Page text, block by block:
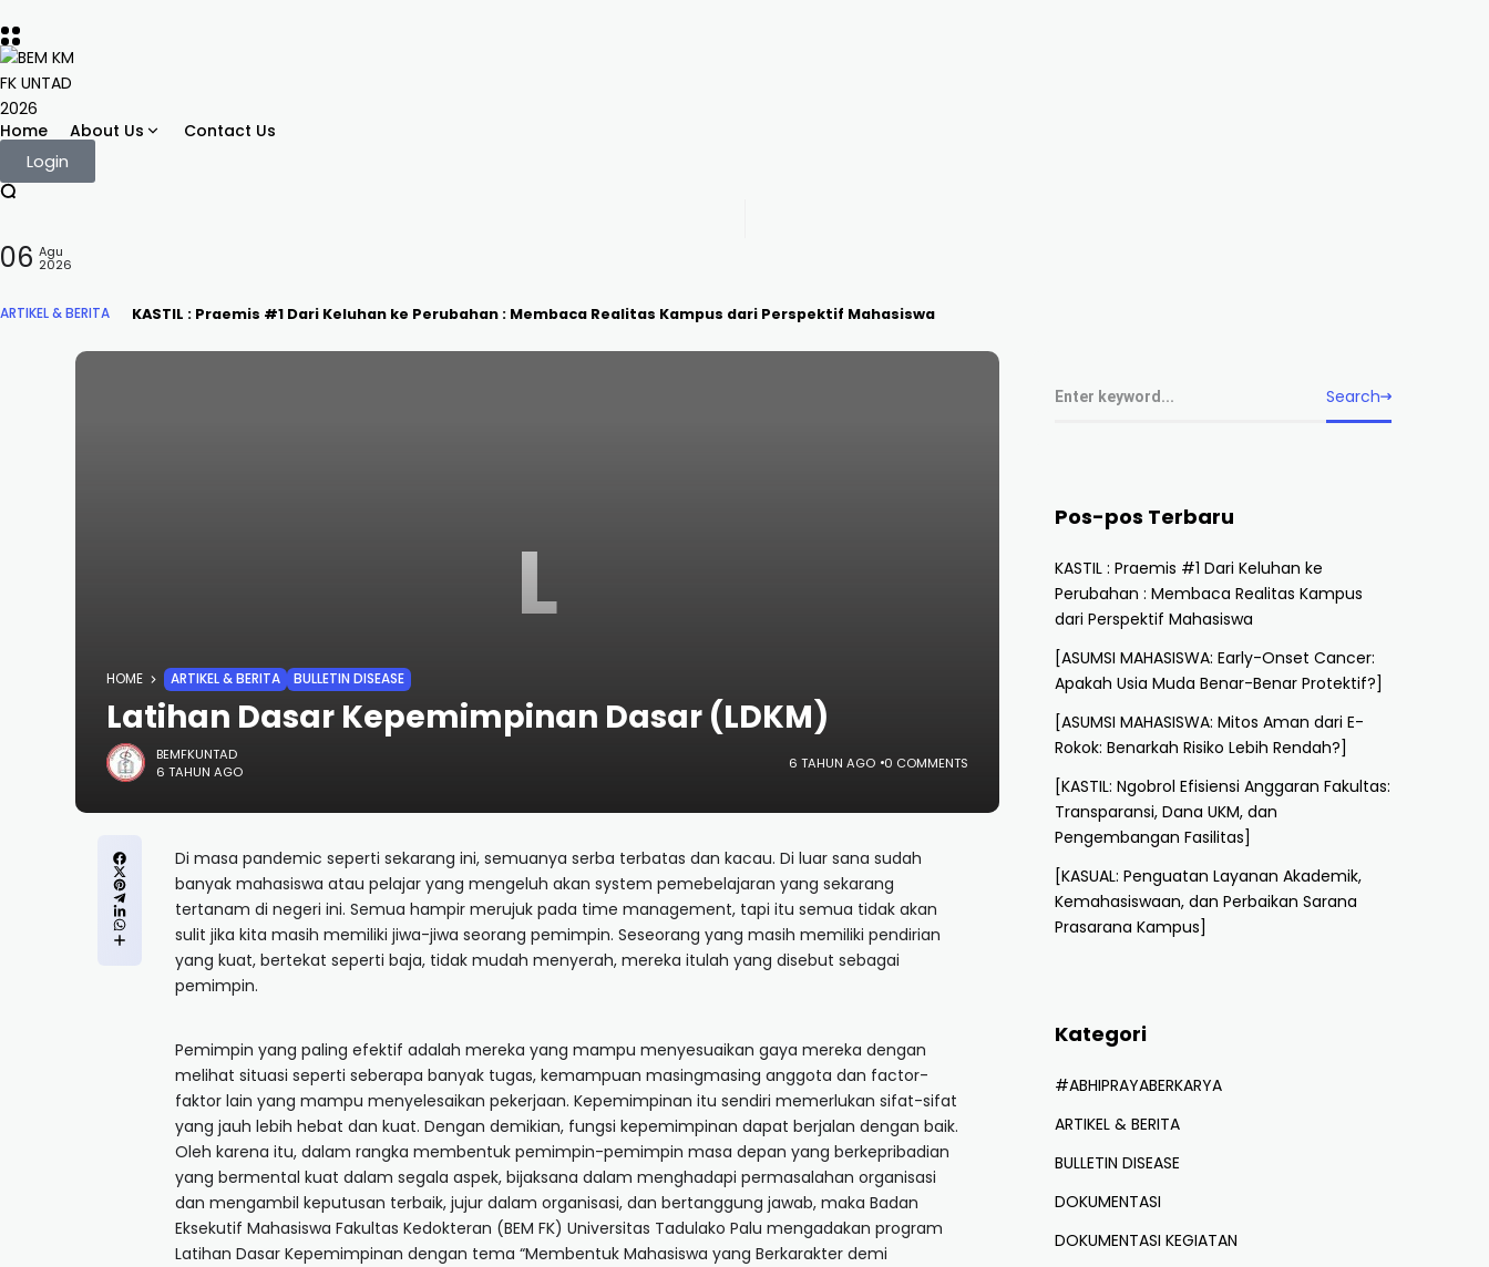
Home About Us Contact Us
Login
06 Agu
2026
ARTIKEL & BERITA KASTIL : Praemis #1 Dari Keluhan ke Perubahan : Membaca Realitas Kampus dari Perspektif Mahasiswa
L
HOME ARTIKEL & BERITA BULLETIN DISEASE
Latihan Dasar Kepemimpinan Dasar (LDKM)
BEMFKUNTAD
6 TAHUN AGO
6 TAHUN AGO 0 COMMENTS
Di masa pandemic seperti sekarang ini, semuanya serba terbatas dan kacau. Di luar sana sudah
banyak mahasiswa atau pelajar yang mengeluh akan system pemebelajaran yang sekarang
tertanam di negeri ini. Semua hampir merujuk pada time management, tapi itu semua tidak akan
sulit jika kita masih memiliki jiwa-jiwa seorang pemimpin. Seseorang yang masih memiliki pendirian
yang kuat, bertekat seperti baja, tidak mudah menyerah, mereka itulah yang disebut sebagai
pemimpin.
Pemimpin yang paling efektif adalah mereka yang mampu menyesuaikan gaya mereka dengan
melihat situasi seperti seberapa banyak tugas, kemampuan masingmasing anggota dan factor-
faktor lain yang mampu menyelesaikan pekerjaan. Kepemimpinan itu sendiri memerlukan sifat-sifat
yang jauh lebih hebat dan kuat. Dengan demikian, fungsi kepemimpinan dapat berjalan dengan baik.
Oleh karena itu, dalam rangka membentuk pemimpin-pemimpin masa depan yang berkepribadian
yang bermental kuat dalam segala aspek, bijaksana dalam menghadapi permasalahan organisasi
dan mengambil keputusan terbaik, jujur dalam organisasi, dan bertanggung jawab, maka Badan
Eksekutif Mahasiswa Fakultas Kedokteran (BEM FK) Universitas Tadulako Palu mengadakan program
Latihan Dasar Kepemimpinan dengan tema “Membentuk Mahasiswa yang Berkarakter demi
Search
Pos-pos Terbaru
KASTIL : Praemis #1 Dari Keluhan ke
Perubahan : Membaca Realitas Kampus
dari Perspektif Mahasiswa
[ASUMSI MAHASISWA: Early-Onset Cancer:
Apakah Usia Muda Benar-Benar Protektif?]
[ASUMSI MAHASISWA: Mitos Aman dari E-
Rokok: Benarkah Risiko Lebih Rendah?]
[KASTIL: Ngobrol Efisiensi Anggaran Fakultas:
Transparansi, Dana UKM, dan
Pengembangan Fasilitas]
[KASUAL: Penguatan Layanan Akademik,
Kemahasiswaan, dan Perbaikan Sarana
Prasarana Kampus]
Kategori
#ABHIPRAYABERKARYA
ARTIKEL & BERITA
BULLETIN DISEASE
DOKUMENTASI
DOKUMENTASI KEGIATAN